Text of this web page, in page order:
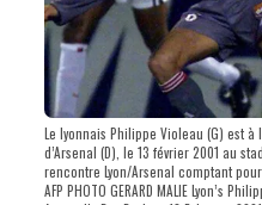
Le lyonnais Philippe Violeau (G) est à
d’Arsenal (D), le 13 février 2001 au
rencontre Lyon/Arsenal comptant
AFP PHOTO GERARD MALIE Lyon’s